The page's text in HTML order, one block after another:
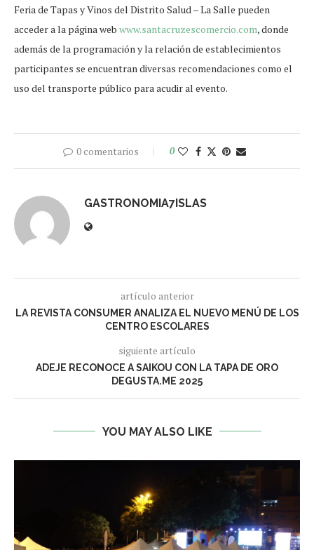
Feria de Tapas y Vinos del Distrito Salud – La Salle pueden
acceder a la página web www.santacruzescomercio.com, donde
además de la programación y la relación de establecimientos
participantes se encuentran diversas recomendaciones como el
uso del transporte público para acudir al evento.
0 comentarios 0
GASTRONOMIA7ISLAS
artículo anterior
LA REVISTA CONSUMER ANALIZA EL NUEVO MENÚ DE LOS
CENTRO ESCOLARES
siguiente artículo
ADEJE RECONOCE A SAIKOU CON LA TAPA DE ORO
DEGUSTA.ME 2025
YOU MAY ALSO LIKE